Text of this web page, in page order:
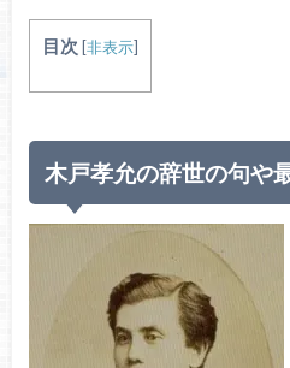
目次 [非表示]
木戸孝允の辞世の句や